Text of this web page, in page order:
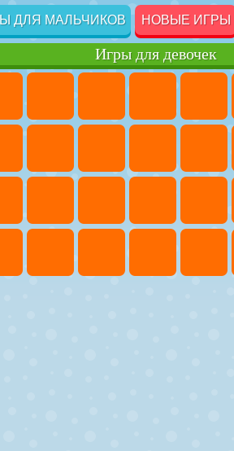
ДЛЯ МАЛЬЧИКОВ НОВЫЕ ИГРЫ
Игры для девочек